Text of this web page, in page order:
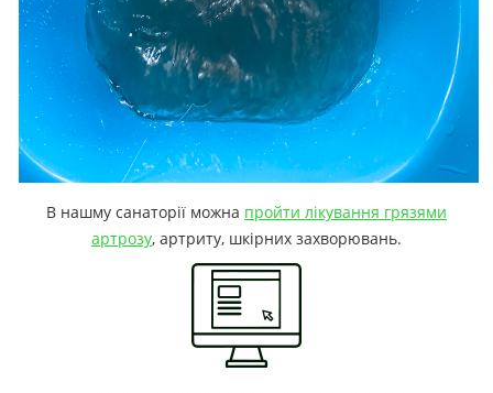
В нашму санаторії можна пройти лікування грязями
артрозу, артриту, шкірних захворювань.